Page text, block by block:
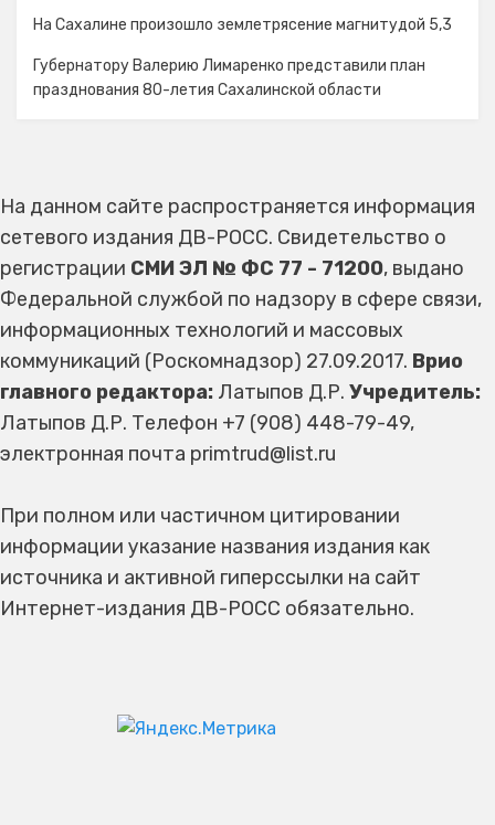
На Сахалине произошло землетрясение магнитудой 5,3
Губернатору Валерию Лимаренко представили план
празднования 80-летия Сахалинской области
На данном сайте распространяется информация
сетевого издания ДВ-РОСС. Свидетельство о
регистрации СМИ ЭЛ № ФС 77 - 71200, выдано
Федеральной службой по надзору в сфере связи,
информационных технологий и массовых
коммуникаций (Роскомнадзор) 27.09.2017. Врио
главного редактора: Латыпов Д.Р. Учредитель:
Латыпов Д.Р. Телефон +7 (908) 448-79-49,
электронная почта primtrud@list.ru
При полном или частичном цитировании
информации указание названия издания как
источника и активной гиперссылки на сайт
Интернет-издания ДВ-РОСС обязательно.